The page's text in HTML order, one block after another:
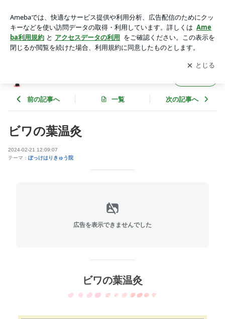
アプリをダウンロードして ブログの更新通知
を受け取りまし
ょう。
開く
前の記事へ 一覧 次の記事へ
ビワの葉温灸
2024-02-21 12:09:07
テーマ： ぽっけはりきゅう院
広告を表示できませんでした
ビワの葉温灸